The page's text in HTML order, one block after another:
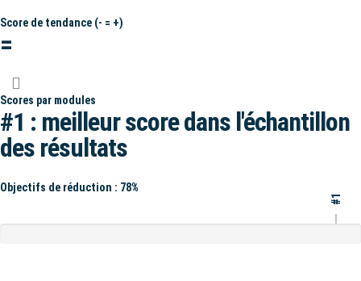
Score de tendance (- = +)
=
Scores par modules
#1 : meilleur score dans l'échantillon
des résultats
Objectifs de réduction : 78%
#1